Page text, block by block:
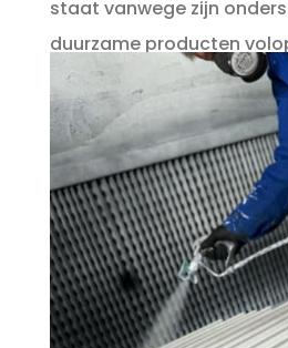
staat vanwege zijn
duurzame producten
belangstelling en
toekomst ook zonnig
Werken bij Vogelzang
werken bij een
saamhorigheid en
vaandel staan.
Ben jij de spuiter die wij